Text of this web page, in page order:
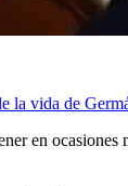
la vida de
en ocasiones